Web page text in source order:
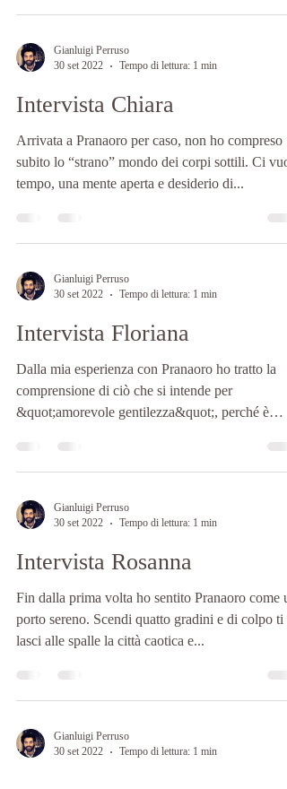
Gianluigi Perruso
30 set 2022
Tempo di lettura: 1 min
Intervista Chiara
Arrivata a Pranaoro per caso, non ho compreso
subito lo “strano” mondo dei corpi sottili. Ci
tempo, una mente aperta e desiderio di...
Gianluigi Perruso
30 set 2022
Tempo di lettura: 1 min
Intervista Floriana
Dalla mia esperienza con Pranaoro ho tratto la
comprensione di ciò che si intende per
&quot;amorevole gentilezza&quot;, perché è
Gianluigi Perruso
30 set 2022
Tempo di lettura: 1 min
Intervista Rosanna
Fin dalla prima volta ho sentito Pranaoro come un
porto sereno. Scendi quatto gradini e di colpo ti
lasci alle spalle la città caotica e...
Gianluigi Perruso
30 set 2022
Tempo di lettura: 1 min